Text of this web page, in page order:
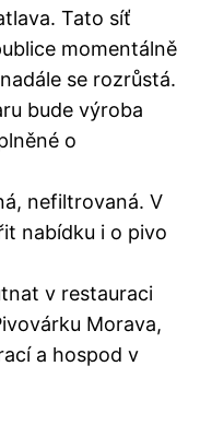
Tato síť
momentálně
se rozrůstá.
bude výroba
o
nefiltrovaná. V
nabídku i o pivo
v restauraci
Morava,
a hospod v